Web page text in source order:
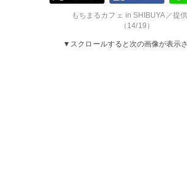
もちまるカフェ in SHIBUYA／提
（14/19）
▼スクロールすると次の画像が表示